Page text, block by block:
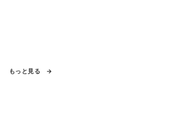
もっと見る